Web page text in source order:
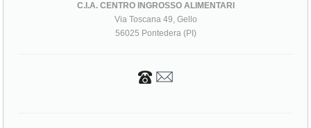
C.I.A. CENTRO INGROSSO ALIMENTARI
Via Toscana 49, Gello
56025 Pontedera (PI)